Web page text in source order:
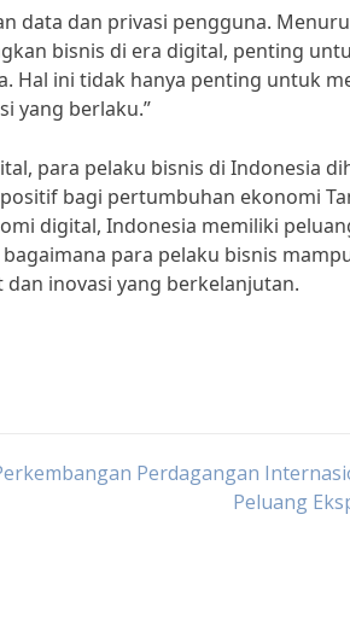
data dan privasi pengguna.
bisnis di era digital, penting
Hal ini tidak hanya penting untuk
yang berlaku.”
para pelaku bisnis di Indonesia
bagi pertumbuhan ekonomi
digital, Indonesia memiliki
para pelaku bisnis
inovasi yang berkelanjutan.
Perdagangan
Peluang